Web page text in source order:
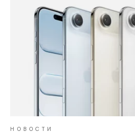
НОВОСТИ